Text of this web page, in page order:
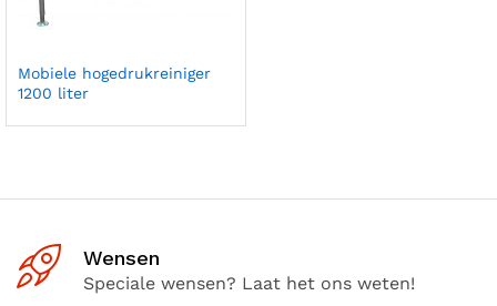
Mobiele hogedrukreiniger
1200 liter
Wensen
Speciale wensen? Laat het ons weten!